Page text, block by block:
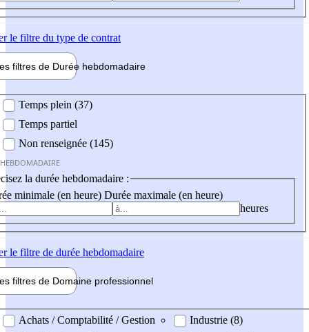
le filtre du type de contrat
filtres de Durée hebdomadaire
Temps plein (37)
Temps partiel
Non renseignée (145)
la durée hebdomadaire :
minimale (en heure) Durée maximale (en heure)
heures
le filtre de durée hebdomadaire
filtres de Domaine professionnel
professionel
Achats / Comptabilité / Gestion
Industrie (8)